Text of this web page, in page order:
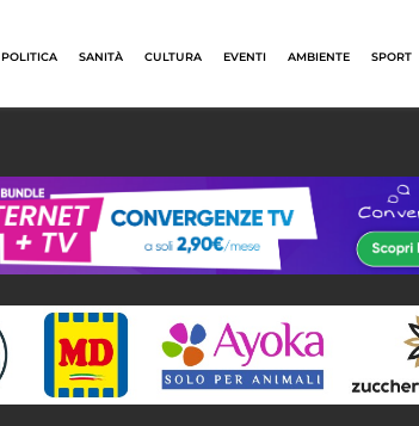
POLITICA SANITÀ CULTURA EVENTI AMBIENTE SPORT